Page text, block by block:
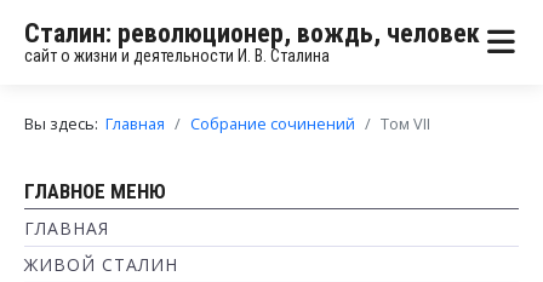
Сталин: революционер, вождь, человек
сайт о жизни и деятельности И. В. Сталина
Вы здесь: Главная Собрание сочинений Том VII
ГЛАВНОЕ МЕНЮ
ГЛАВНАЯ
ЖИВОЙ СТАЛИН